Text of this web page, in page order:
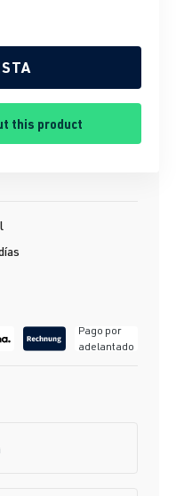
this product
Pago por
adelantado